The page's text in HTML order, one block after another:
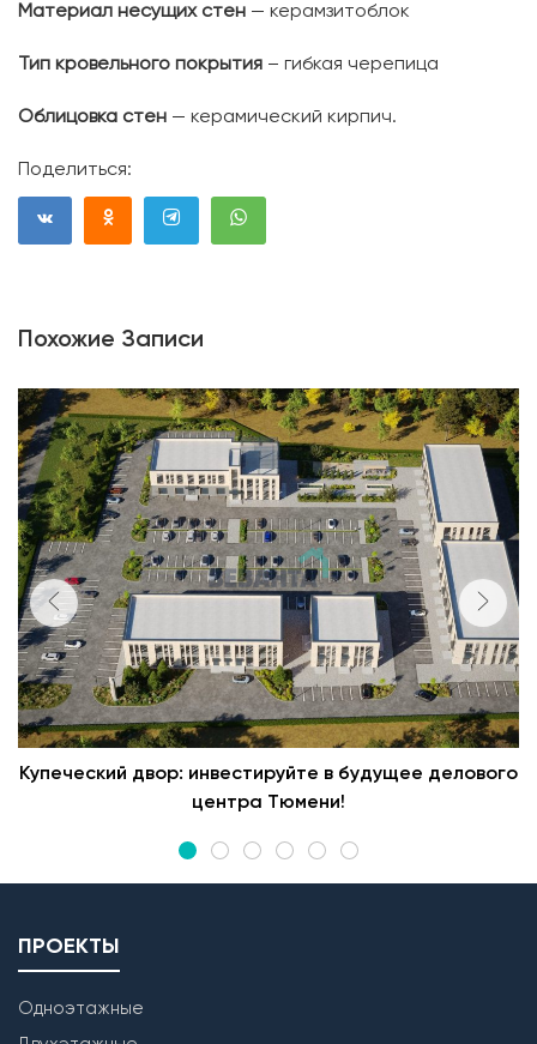
Материал несущих стен — керамзитоблок
Тип кровельного покрытия – гибкая черепица
Облицовка стен — керамический кирпич.
Поделиться:
Похожие Записи
Купеческий двор: инвестируйте в будущее делового
центра Тюмени!
ПРОЕКТЫ
Одноэтажные